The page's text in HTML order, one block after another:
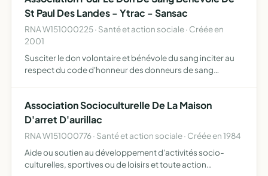
St Paul Des Landes - Ytrac - Sansac
RNA W151000225 · Santé et action sociale · Créée en
2001
Susciter le don volontaire et bénévole du sang inciter au
respect du code d'honneur des donneurs de sang
représenter ses adhére…
Association Socioculturelle De La Maison
D'arret D'aurillac
RNA W151000776 · Santé et action sociale · Créée en 1984
Aide ou soutien au développement d'activités socio-
culturelles, sportives ou de loisirs et toute action